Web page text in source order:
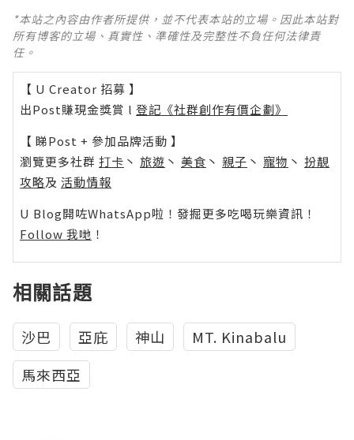
*本站之內容由作者所提供，並不代表本站的立場。因此本站對
所有博客的立場、真實性、準確性及完整性不負任何法律責
任。
【 U Creator 招募 】
出Post賺現金獎賞 l 登記《社群創作有價企劃》
【 睇Post + 參加品牌活動 】
瀏覽更多社群 打卡 丶 旅遊 丶 美食 丶 親子 丶 寵物 丶 扮靚
攻略及 活動情報
U Blog開咗WhatsApp啦！發掘更多吃喝玩樂資訊！
Follow 我哋 ！
相關話題
沙巴 亞庇 神山
MT. Kinabalu
馬來西亞